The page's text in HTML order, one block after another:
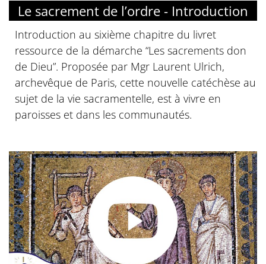
Le sacrement de l’ordre - Introduction
Introduction au sixième chapitre du livret
ressource de la démarche “Les sacrements don
de Dieu”. Proposée par Mgr Laurent Ulrich,
archevêque de Paris, cette nouvelle catéchèse au
sujet de la vie sacramentelle, est à vivre en
paroisses et dans les communautés.